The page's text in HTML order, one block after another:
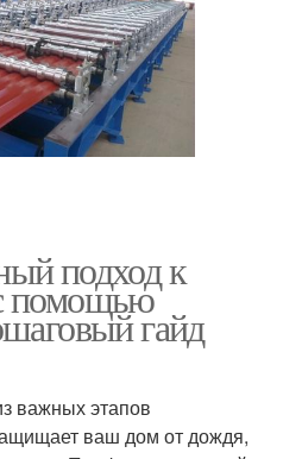
подход к
помощью
гайд
важных этапов
ваш дом от дождя,